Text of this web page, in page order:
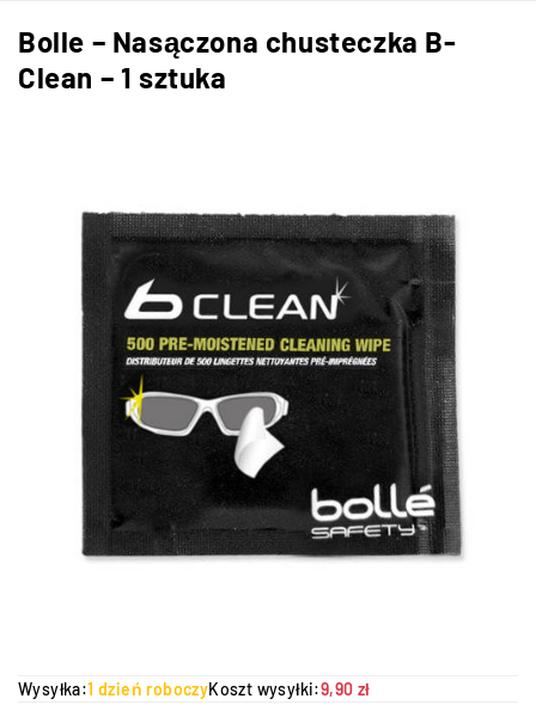
Bolle – Nasączona chusteczka B-
Clean – 1 sztuka
Wysyłka:1 dzień roboczyKoszt wysyłki:9,90 zł